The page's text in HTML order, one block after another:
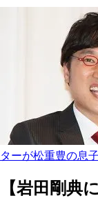
ターが松重豊の息
【岩田剛典